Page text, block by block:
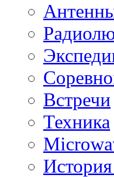
Встречи
Техника